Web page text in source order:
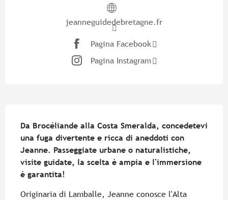
jeanneguidedebretagne.fr
Pagina Facebook
Pagina Instagram
Da Brocéliande alla Costa Smeralda, concedetevi
una fuga divertente e ricca di aneddoti con
Jeanne. Passeggiate urbane o naturalistiche,
visite guidate, la scelta è ampia e l'immersione
è garantita!
Originaria di Lamballe, Jeanne conosce l'Alta